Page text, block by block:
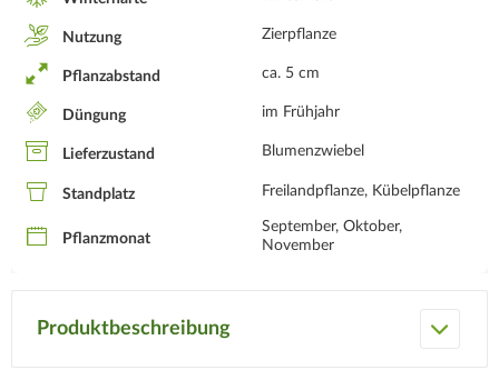
Nutzung Zierpflanze
Pflanzabstand ca. 5 cm
Düngung im Frühjahr
Lieferzustand Blumenzwiebel
Standplatz Freilandpflanze, Kübelpflanze
Pflanzmonat
September, Oktober,
November
Produktbeschreibung